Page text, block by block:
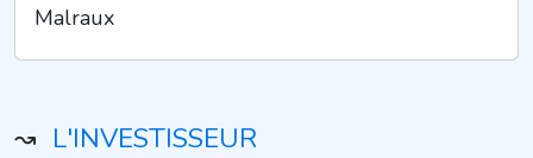
Malraux
↝ L'INVESTISSEUR